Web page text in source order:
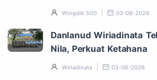
Wingdik 500 03-08-2026
Danlanud Wiriadinata
Nila, Perkuat Ketahana
Wiriadinata 03-08-2026